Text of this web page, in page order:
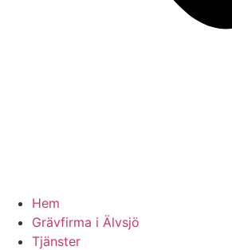
Hem
Grävfirma i Älvsjö
Tjänster